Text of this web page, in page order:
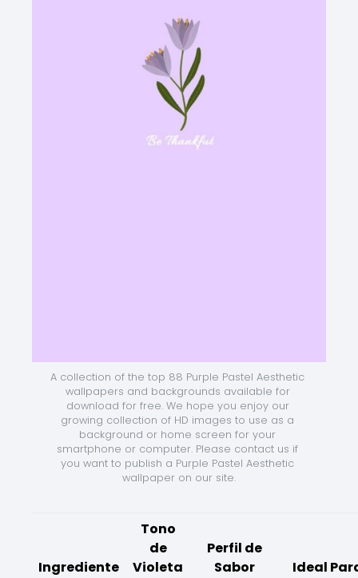
A collection of the top 88 Purple Pastel Aesthetic
wallpapers and backgrounds available for
download for free. We hope you enjoy our
growing collection of HD images to use as a
background or home screen for your
smartphone or computer. Please contact us if
you want to publish a Purple Pastel Aesthetic
wallpaper on our site.
Ingrediente
Tono
de
Violeta
Perfil de
Sabor
Ideal